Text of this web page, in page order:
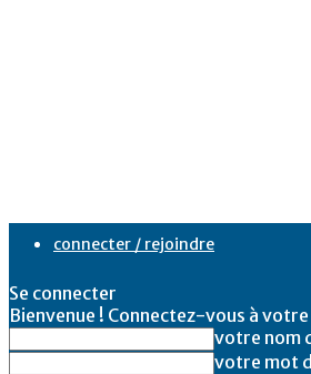
connecter / rejoindre
Se connecter
Bienvenue ! Connectez-vous à
votre nom
votre mot